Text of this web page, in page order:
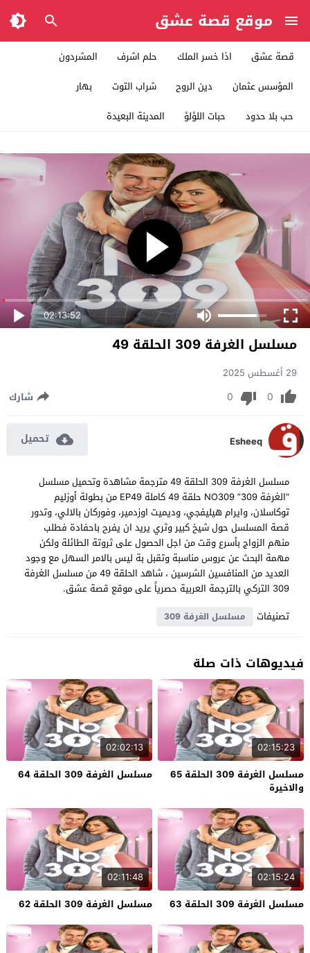
موقع قصة عشق
قصة عشق اذا خسر الملك حلم اشرف
المشردون
المؤسس عثمان
دين الروح شراب التوت
بهار
حب بلا حدود
حبات اللؤلؤ المدينة البعيدة
02:13:52
مسلسل الغرفة 309 الحلقة 49
29 أغسطس 2025
0
0 شارك
Esheeq تحميل
مسلسل الغرفة 309 الحلقة 49 مترجمة مشاهدة وتحميل مسلسل
“الغرفة 309” NO309 حلقة 49 كاملة EP49 من بطولة أوزليم
توكاسلان، وايرام هيليفجي، وديميت اوزدمير، وفوركان بالالي، وتدور
قصة المسلسل حول شيخ كبير وثري يريد ان يفرح باحفادة فطلب
منهم الزواج بأسرع وقت من اجل الحصول على ثروتة الطائلة ولكن
مهمة البحث عن عروس مناسبة وتقبل بة ليس بالامر السهل مع وجود
العديد من المنافسين الشرسين ، شاهد الحلقة 49 من مسلسل الغرفة
309 التركي بالترجمة العربية حصرياً على موقع قصة عشق.
تصنيفات
مسلسل الغرفة 309
فيديوهات ذات صلة
02:15:23
مسلسل الغرفة 309 الحلقة 65
والاخيرة
02:02:13
مسلسل الغرفة 309 الحلقة 64
02:15:24
مسلسل الغرفة 309 الحلقة 63
02:11:48
مسلسل الغرفة 309 الحلقة 62